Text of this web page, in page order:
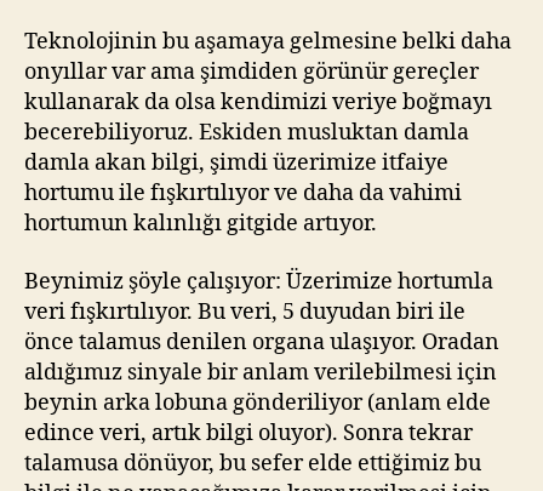
Teknolojinin bu aşamaya gelmesine belki daha
onyıllar var ama şimdiden görünür gereçler
kullanarak da olsa kendimizi veriye boğmayı
becerebiliyoruz. Eskiden musluktan damla
damla akan bilgi, şimdi üzerimize itfaiye
hortumu ile fışkırtılıyor ve daha da vahimi
hortumun kalınlığı gitgide artıyor.
Beynimiz şöyle çalışıyor: Üzerimize hortumla
veri fışkırtılıyor. Bu veri, 5 duyudan biri ile
önce talamus denilen organa ulaşıyor. Oradan
aldığımız sinyale bir anlam verilebilmesi için
beynin arka lobuna gönderiliyor (anlam elde
edince veri, artık bilgi oluyor). Sonra tekrar
talamusa dönüyor, bu sefer elde ettiğimiz bu